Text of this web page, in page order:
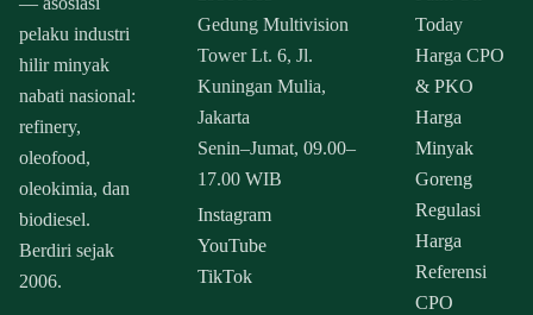
pelaku industri
hilir minyak
nabati nasional:
refinery,
oleofood,
oleokimia, dan
biodiesel.
Berdiri sejak
2006.
Gedung Multivision
Tower Lt. 6, Jl.
Kuningan Mulia,
Jakarta
Senin–Jumat, 09.00–
17.00 WIB
Instagram
YouTube
TikTok
Today
Harga CPO
& PKO
Harga
Minyak
Goreng
Regulasi
Harga
Referensi
CPO